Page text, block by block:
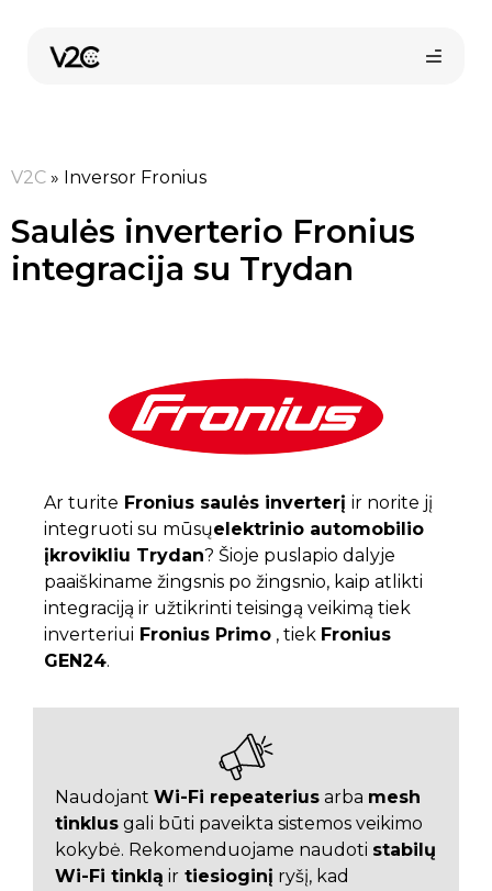
turinio
V2C » Inversor Fronius
Saulės inverterio Fronius
integracija su Trydan
Ar turite Fronius saulės inverterį ir norite jį
integruoti su mūsųelektrinio automobilio
įkrovikliu Trydan? Šioje puslapio dalyje
paaiškiname žingsnis po žingsnio, kaip atlikti
integraciją ir užtikrinti teisingą veikimą tiek
inverteriui Fronius Primo , tiek Fronius
GEN24.
Naudojant Wi-Fi repeaterius arba mesh
tinklus gali būti paveikta sistemos veikimo
kokybė. Rekomenduojame naudoti stabilų
Wi-Fi tinklą ir tiesioginį ryšį, kad